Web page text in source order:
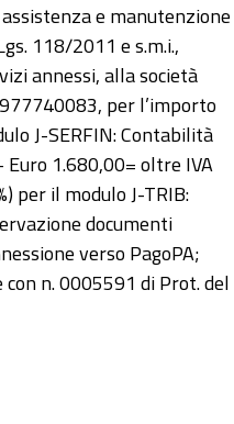
e manutenzione
118/2011 e s.m.i.,
annessi, alla società
per l’importo
J-SERFIN: Contabilità
Euro 1.680,00= oltre IVA
per il modulo J-TRIB:
documenti
verso PagoPA;
n. 0005591 di Prot. del